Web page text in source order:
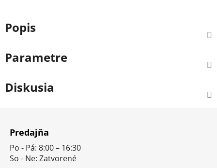
Popis
Parametre
Diskusia
Predajňa
Po - Pá: 8:00 – 16:30
So - Ne: Zatvorené